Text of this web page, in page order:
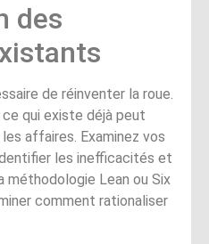
des
de réinventer la roue.
qui existe déjà peut
affaires. Examinez vos
les inefficacités et
méthodologie Lean ou Six
comment rationaliser